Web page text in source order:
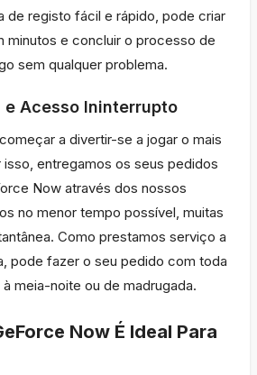
de registo fácil e rápido, pode criar
minutos e concluir o processo de
sem qualquer problema.
e Acesso Ininterrupto
a divertir-se a jogar o mais
entregamos os seus pedidos
Now através dos nossos
no menor tempo possível, muitas
Como prestamos serviço a
pode fazer o seu pedido com toda
meia-noite ou de madrugada.
Now É Ideal Para